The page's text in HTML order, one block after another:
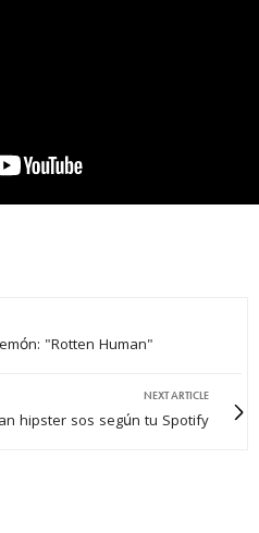
"Rotten Human"
NEXT ARTICLE
hipster sos según tu Spotify